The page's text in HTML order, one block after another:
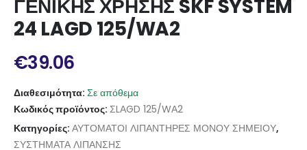
ΓΕΝΙΚΗΣ ΧΡΗΣΗΣ SKF SYSTEM
24 LAGD 125/WA2
€39.06
Διαθεσιμότητα: Σε απόθεμα
Κωδικός προϊόντος: ΣLΑGD 125/WΑ2
Κατηγορίες: ΑΥΤΟΜΑΤΟΙ ΛΙΠΑΝΤΗΡΕΣ ΜΟΝΟΥ ΣΗΜΕΙΟΥ,
ΣΥΣΤΗΜΑΤΑ ΛΙΠΑΝΣΗΣ